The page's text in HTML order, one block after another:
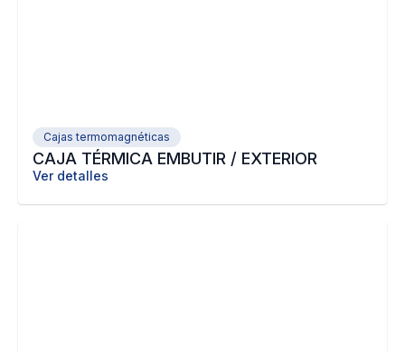
Cajas termomagnéticas
CAJA TÉRMICA EMBUTIR / EXTERIOR
Ver detalles